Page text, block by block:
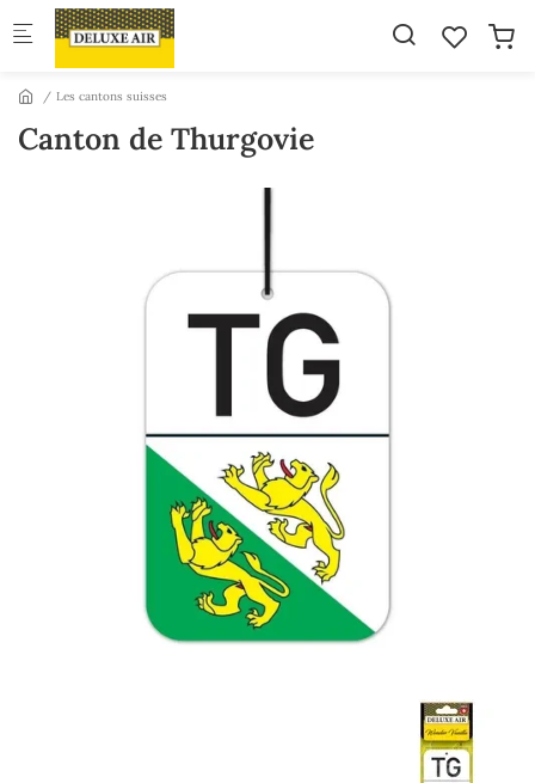
Skip to main content
Les cantons suisses
Canton de Thurgovie